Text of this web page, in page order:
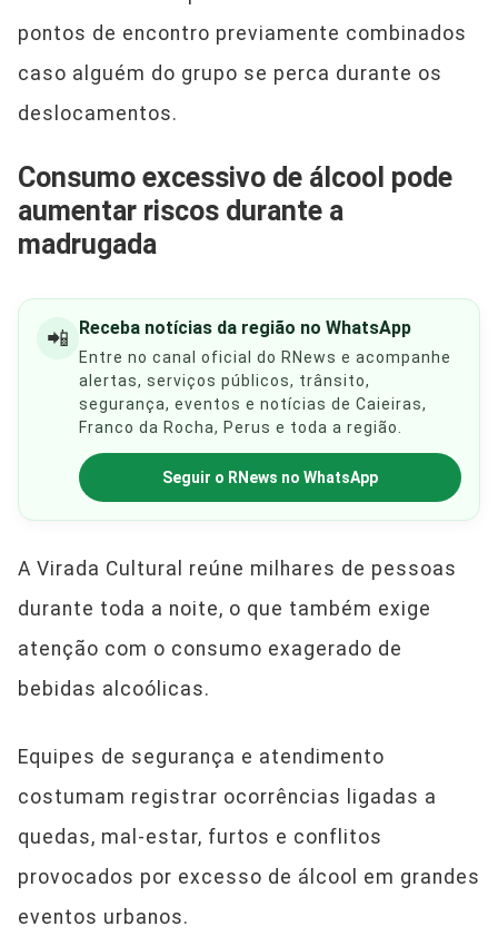
pontos de encontro previamente combinados
caso alguém do grupo se perca durante os
deslocamentos.
Consumo excessivo de álcool pode
aumentar riscos durante a
madrugada
📲 Receba notícias da região no WhatsApp
Entre no canal oficial do RNews e acompanhe
alertas, serviços públicos, trânsito,
segurança, eventos e notícias de Caieiras,
Franco da Rocha, Perus e toda a região.
Seguir o RNews no WhatsApp
A Virada Cultural reúne milhares de pessoas
durante toda a noite, o que também exige
atenção com o consumo exagerado de
bebidas alcoólicas.
Equipes de segurança e atendimento
costumam registrar ocorrências ligadas a
quedas, mal-estar, furtos e conflitos
provocados por excesso de álcool em grandes
eventos urbanos.